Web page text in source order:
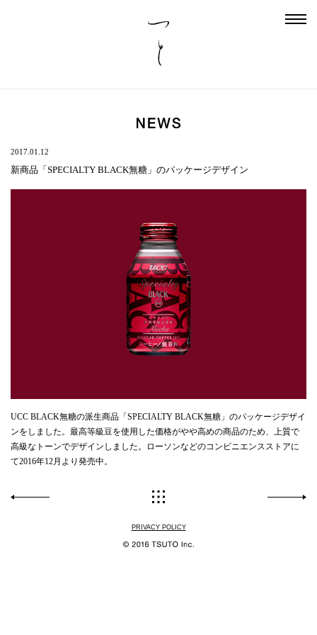
2017.01.12
新商品「SPECIALTY BLACK無糖」のパッケージデザイン
UCC BLACK無糖の派生商品「SPECIALTY BLACK無糖」のパッケージデザイ
ンをしました。最高等級豆を使用した価格がやや高めの商品のため、上質で
高級なトーンでデザインしました。ローソンなどのコンビニエンスストアに
て2016年12月より発売中。
PRIVACY POLICY